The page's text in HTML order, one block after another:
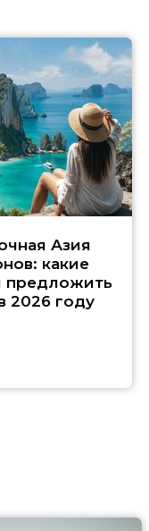
Азия
какие
предложить
2026 году